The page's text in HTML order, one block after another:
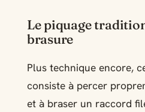
Le piquage
brasure
Plus technique encore,
consiste à percer
et à braser un raccord